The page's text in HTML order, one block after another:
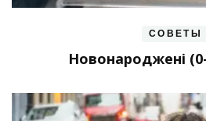
СОВЕТЫ
Новонароджені